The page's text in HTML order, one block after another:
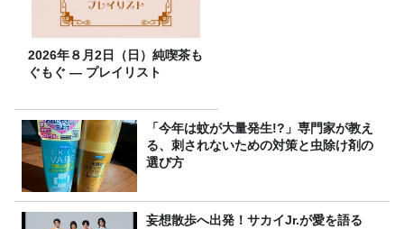
2026年８月2日（日）純喫茶も
ぐもぐ ― プレイリスト
「今年は蚊が大量発生!?」専門家が教え
る、刺されないための対策と虫除け剤の
選び方
妄想散歩へ出発！サカイJr.が愛を語る